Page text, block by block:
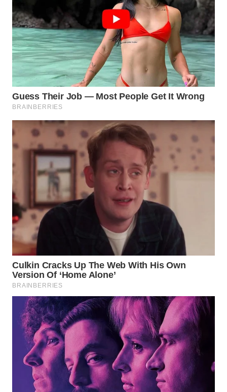
MADURA
WN
SURABAYA
NATUNA
WN
BINTAN
WN
MANDALIKA
LIKUPANG
WN
LABUANBAJO
WN
BORNEO
Wahana
Media
WAHANA
NEWS
WAHANA